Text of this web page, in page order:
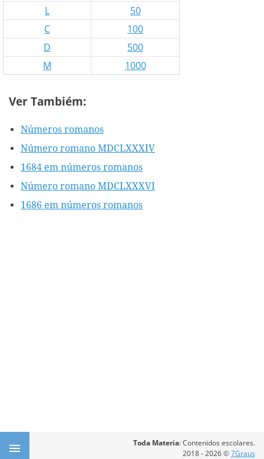
L
50
C
100
D
500
M
1000
Ver Tambiém:
Números romanos
Número romano MDCLXXXIV
1684 em números romanos
Número romano MDCLXXXVI
1686 em números romanos
Toda Materia: Contenidos escolares.
2018 - 2026 ©7Graus